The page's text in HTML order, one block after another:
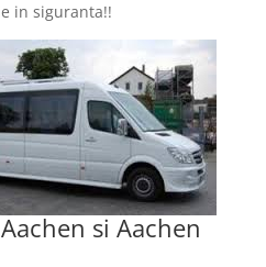
in siguranta!!
si Aachen